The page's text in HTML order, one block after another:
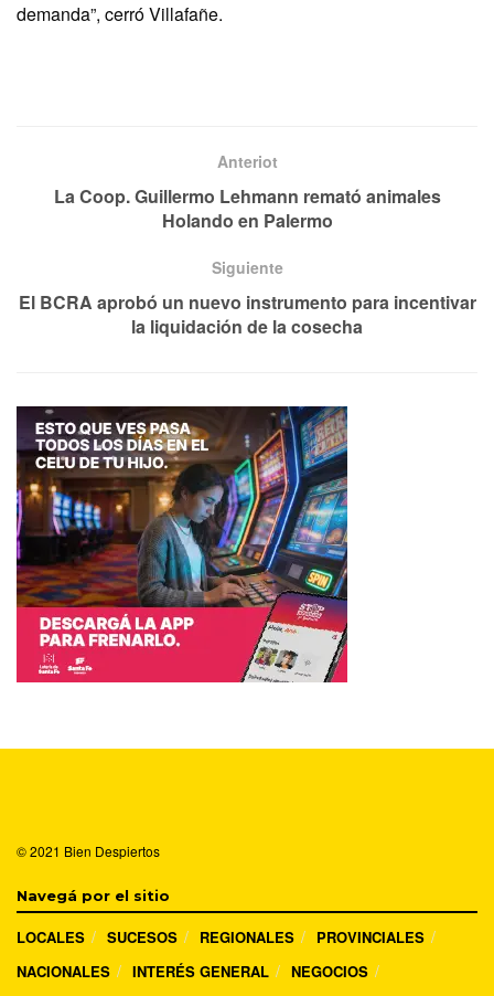
demanda”, cerró Villafañe.
Anteriot
La Coop. Guillermo Lehmann remató animales
Holando en Palermo
Siguiente
El BCRA aprobó un nuevo instrumento para incentivar
la liquidación de la cosecha
© 2021 Bien Despiertos
Navegá por el sitio
LOCALES SUCESOS REGIONALES
PROVINCIALES
NACIONALES
INTERÉS GENERAL
NEGOCIOS